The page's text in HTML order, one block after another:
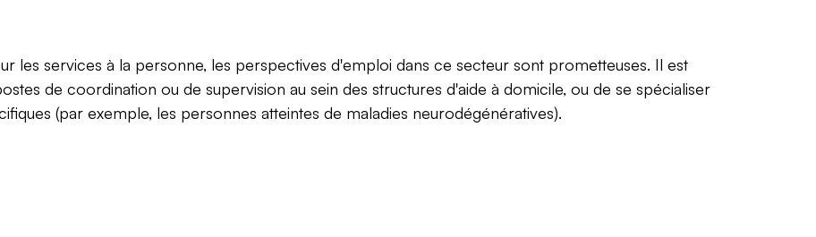
les services à la personne, les perspectives d'emploi dans ce secteur sont prometteuses. Il est
de coordination ou de supervision au sein des structures d'aide à domicile, ou de se spécialiser
(par exemple, les personnes atteintes de maladies neurodégénératives).